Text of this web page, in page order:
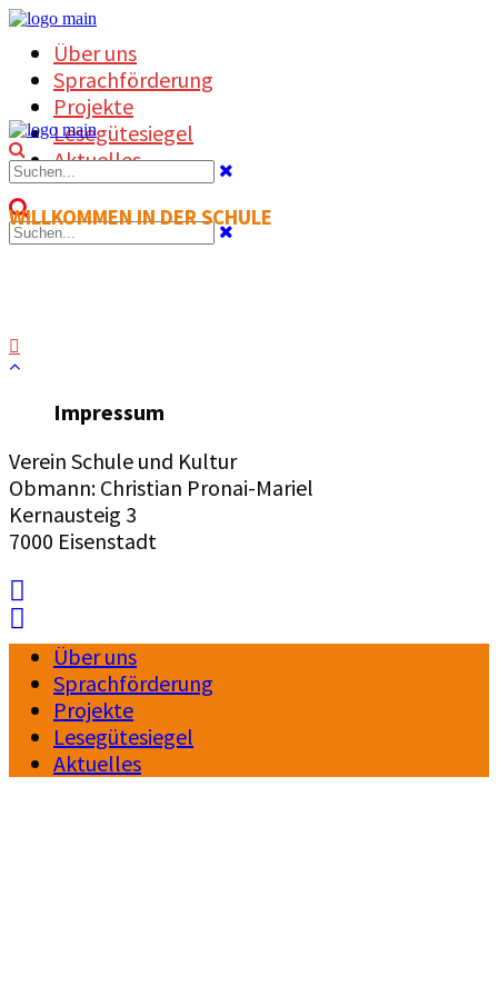
Über uns
Sprachförderung
Projekte
Lesegütesiegel
Aktuelles
WILLKOMMEN IN DER SCHULE
Impressum
Verein Schule und Kultur
Obmann: Christian Pronai-Mariel
Kernausteig 3
7000 Eisenstadt
Über uns
Sprachförderung
Projekte
Lesegütesiegel
Aktuelles